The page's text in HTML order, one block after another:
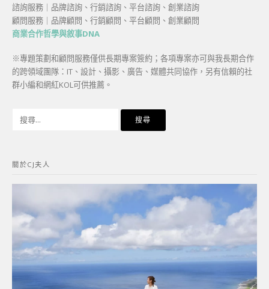
諮詢服務｜品牌諮詢、行銷諮詢、平台諮詢、創業諮詢
顧問服務｜品牌顧問、行銷顧問、平台顧問、創業顧問
商業合作哲學與敘事DNA
※專題策劃和顧問服務僅供長期專案簽約；各項專案亦可與我長期合作
的跨領域團隊：IT、設計、攝影、廣告、媒體共同協作，另有信賴的社
群小編和網紅KOL可供推薦。
字:
關於CJ夫人